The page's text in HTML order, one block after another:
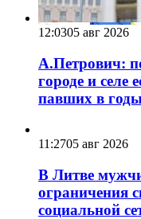
12:0305 авг 2026
А.Петрович:
городе и селе
павших в
11:2705 авг 2026
В Литве
ограничения
социальной